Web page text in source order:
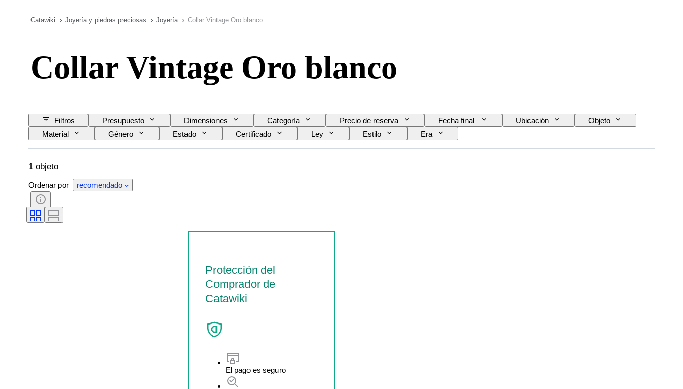
Catawiki Joyería y piedras preciosas Joyería Collar Vintage Oro blanco
Collar Vintage Oro blanco
Filtros Presupuesto Dimensiones Categoría Precio de reserva Fecha final Ubicación
Objeto
Material
Género Estado Certificado Ley Estilo Era
1 objeto
Ordenar por recomendado
Protección del
Comprador de
Catawiki
El pago es seguro